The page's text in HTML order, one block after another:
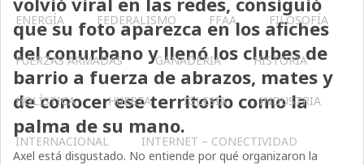
ENERGÍA FEDERALISMO FFAA FILOSOFÍA
FUERZAS ARMADAS GANADERIA HISTORIA
HOLÍSTICA HUERTA IGLESIA INDUSTRIA
INTERNACIONAL INTERNET – CONECTIVIDAD
que su foto aparezca en los afiches
del conurbano y llenó los clubes de
barrio a fuerza de abrazos, mates y
de conocer ese territorio como la
palma de su mano.
Axel está disgustado. No entiende por qué organizaron la